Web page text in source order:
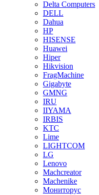
Delta Computers
DELL
Dahua
HP
HISENSE
Huawei
Hiper
Hikvision
FragMachine
Gigabyte
GMNG
IRU
IIYAMA
IRBIS
KTC
Lime
LIGHTCOM
LG
Lenovo
Machcreator
Machenike
Мониторус